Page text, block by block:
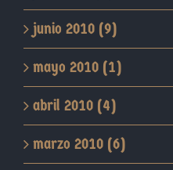
junio 2010 (9)
mayo 2010 (1)
abril 2010 (4)
marzo 2010 (6)